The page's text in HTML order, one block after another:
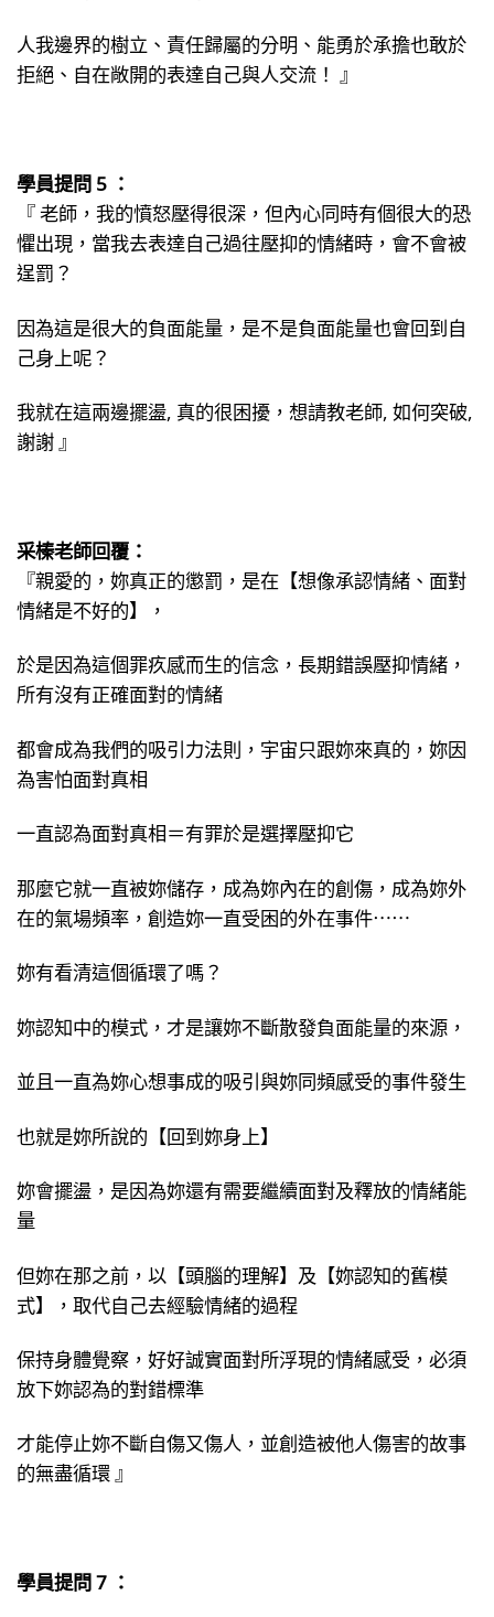
人我邊界的樹立、責任歸屬的分明、能勇於承擔也敢於
拒絕、自在敞開的表達自己與人交流！ 』
學員提問 5 ：
『 老師，我的憤怒壓得很深，但內心同時有個很大的恐
懼出現，當我去表達自己過往壓抑的情緒時，會不會被
逞罰？
因為這是很大的負面能量，是不是負面能量也會回到自
己身上呢？
我就在這兩邊擺盪, 真的很困擾，想請教老師, 如何突破,
謝謝 』
采榛老師回覆：
『親愛的，妳真正的懲罰，是在【想像承認情緒、面對
情緒是不好的】，
於是因為這個罪疚感而生的信念，長期錯誤壓抑情緒，
所有沒有正確面對的情緒
都會成為我們的吸引力法則，宇宙只跟妳來真的，妳因
為害怕面對真相
一直認為面對真相＝有罪於是選擇壓抑它
那麼它就一直被妳儲存，成為妳內在的創傷，成為妳外
在的氣場頻率，創造妳一直受困的外在事件⋯⋯
妳有看清這個循環了嗎？
妳認知中的模式，才是讓妳不斷散發負面能量的來源，
並且一直為妳心想事成的吸引與妳同頻感受的事件發生
也就是妳所說的【回到妳身上】
妳會擺盪，是因為妳還有需要繼續面對及釋放的情緒能
量
但妳在那之前，以【頭腦的理解】及【妳認知的舊模
式】，取代自己去經驗情緒的過程
保持身體覺察，好好誠實面對所浮現的情緒感受，必須
放下妳認為的對錯標準
才能停止妳不斷自傷又傷人，並創造被他人傷害的故事
的無盡循環 』
學員提問 7 ：